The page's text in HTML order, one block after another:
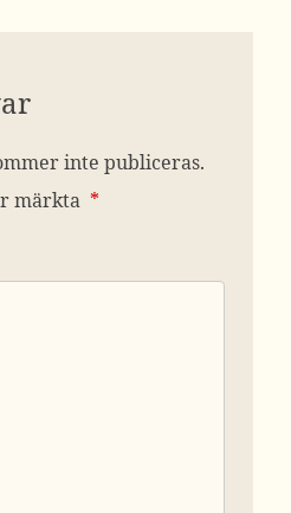
inte publiceras.
märkta *